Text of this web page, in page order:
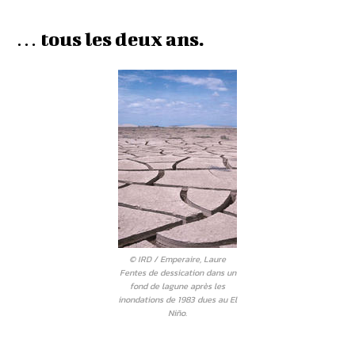
… tous les deux ans.
© IRD / Emperaire, Laure
Fentes de dessication dans un
fond de lagune après les
inondations de 1983 dues au El
Niño.